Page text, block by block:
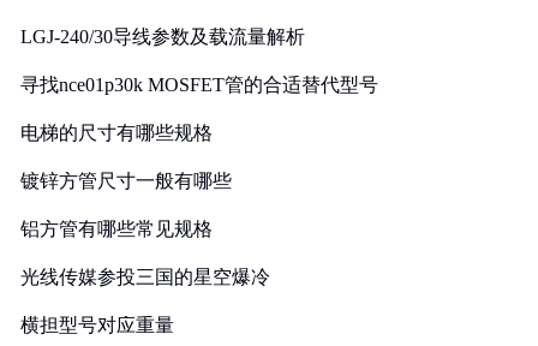
LGJ-240/30导线参数及载流量解析
寻找nce01p30k MOSFET管的合适替代型号
电梯的尺寸有哪些规格
镀锌方管尺寸一般有哪些
铝方管有哪些常见规格
光线传媒参投三国的星空爆冷
横担型号对应重量